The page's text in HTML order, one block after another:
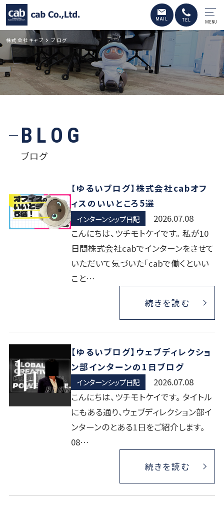
MENU
株式会社キャブ ブログ
BLOG
ブログ
【ゆるいブログ】株式会社cabオフ
ィスのいいところ5選
インターンシップ日記
2026.07.08
こんにちは、ツチモトケイです。 私が10
日間株式会社cabでインターンをさせて
いただいて気づいた「cabで働くといい
こと…
続きを読む
【ゆるいブログ】ウェブディレクショ
ン部インターンの1日ブログ
インターンシップ日記
2026.07.08
こんにちは、ツチモトケイです。 タイトル
にもある通り、ウェブディレクション部イ
ンターンのとある1日をご紹介します。
08…
続きを読む